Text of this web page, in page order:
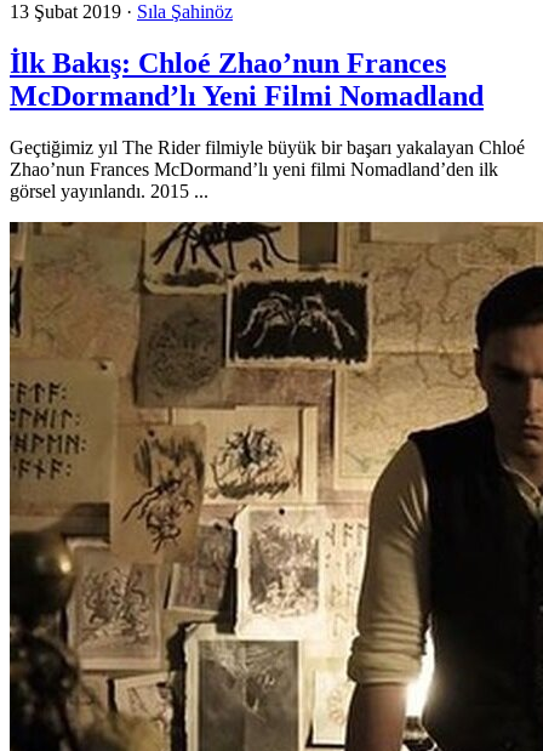
13 Şubat 2019 · Sıla Şahinöz
İlk Bakış: Chloé Zhao’nun Frances
McDormand’lı Yeni Filmi Nomadland
Geçtiğimiz yıl The Rider filmiyle büyük bir başarı yakalayan Chloé
Zhao’nun Frances McDormand’lı yeni filmi Nomadland’den ilk
görsel yayınlandı. 2015 ...